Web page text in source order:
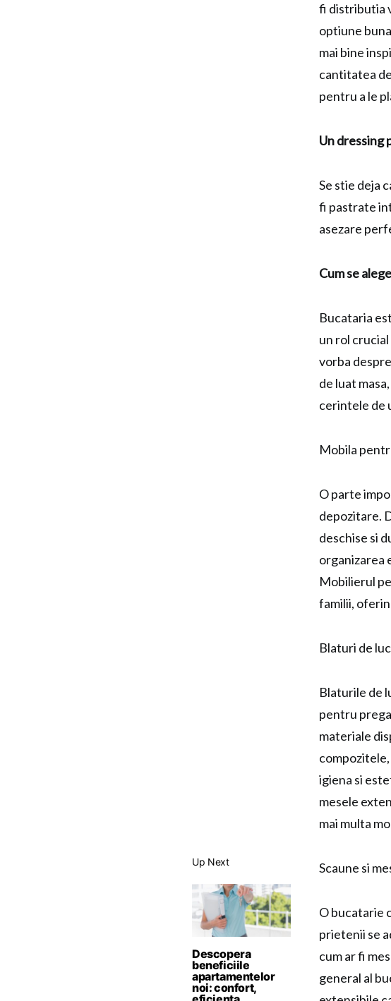
Up Next
Descopera
beneficiile
apartamentelor
noi: confort,
fi distributia
optiune
mai bine
cantitatea
pentru a le
Un dressing
Se stie deja
fi pastrate
asezare
Cum se
Bucataria
un rol
vorba
de luat
cerintele de
Mobila
O parte
depozitare.
deschise si
organizarea
Mobilierul
familii,
Blaturi de
Blaturile de
pentru
materiale
igiena si
mesele
mai multa
Scaune si
O bucatarie
prietenii se
cum ar fi
general al